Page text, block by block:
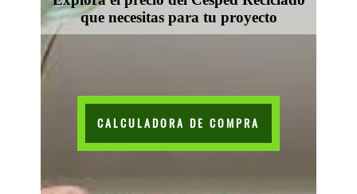
que necesitas para tu proyecto
CALCULADORA DE COMPRA